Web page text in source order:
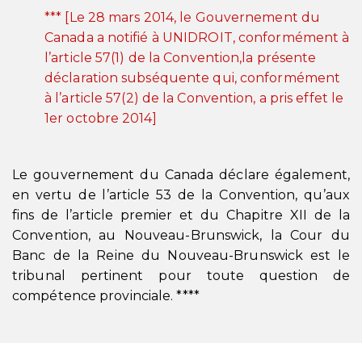
*** [Le 28 mars 2014, le Gouvernement du
Canada a notifié à UNIDROIT, conformément à
l’article 57(1) de la Convention,la présente
déclaration subséquente qui, conformément
à l’article 57(2) de la Convention, a pris effet le
1er octobre 2014]
Le gouvernement du Canada déclare également,
en vertu de l’article 53 de la Convention, qu’aux
fins de l’article premier et du Chapitre XII de la
Convention, au Nouveau-Brunswick, la Cour du
Banc de la Reine du Nouveau-Brunswick est le
tribunal pertinent pour toute question de
compétence provinciale. ****